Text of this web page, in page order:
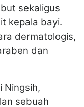
sekaligus
kepala bayi.
dermatologis,
dan
Ningsih,
sebuah